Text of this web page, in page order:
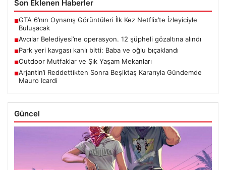
Son Eklenen Haberler
■GTA 6’nın Oynanış Görüntüleri İlk Kez Netflix’te İzleyiciyle
Buluşacak
■Avcılar Belediyesi’ne operasyon. 12 şüpheli gözaltına alındı
■Park yeri kavgası kanlı bitti: Baba ve oğlu bıçaklandı
■Outdoor Mutfaklar ve Şık Yaşam Mekanları
■Arjantin’i Reddettikten Sonra Beşiktaş Kararıyla Gündemde
Mauro Icardi
Güncel